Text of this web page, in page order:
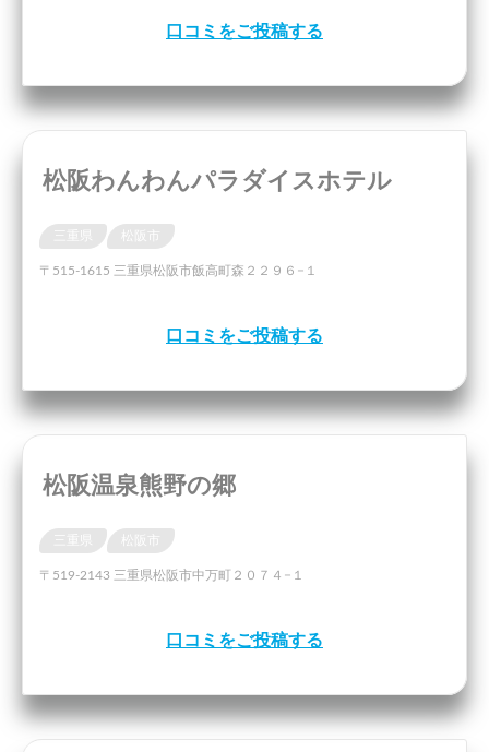
口コミをご投稿する
松阪わんわんパラダイスホテル
〒515-1615 三重県松阪市飯高町森２２９６−１
口コミをご投稿する
松阪温泉熊野の郷
〒519-2143 三重県松阪市中万町２０７４−１
口コミをご投稿する